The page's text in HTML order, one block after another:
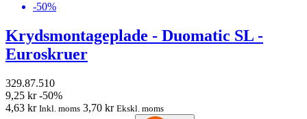
-50%
Krydsmontageplade - Duomatic SL -
Euroskruer
329.87.510
9,25 kr -50%
4,63 kr Inkl. moms 3,70 kr Ekskl. moms